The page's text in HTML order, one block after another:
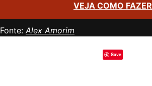
VEJA COMO FAZER
Fonte: Alex Amorim
Save